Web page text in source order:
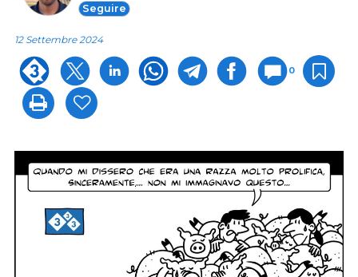
Seguire
12 Settembre 2024
0